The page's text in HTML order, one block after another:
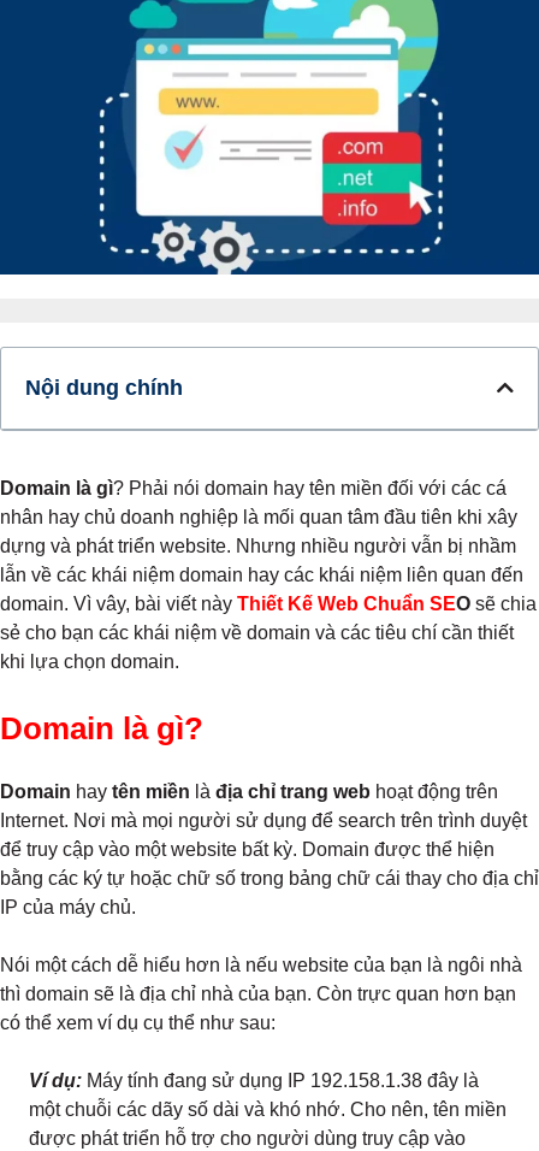
Nội dung chính
Domain là gì? Phải nói domain hay tên miền đối với các cá
nhân hay chủ doanh nghiệp là mối quan tâm đầu tiên khi xây
dựng và phát triển website. Nhưng nhiều người vẫn bị nhầm
lẫn về các khái niệm domain hay các khái niệm liên quan đến
domain. Vì vây, bài viết này Thiết Kế Web Chuẩn SEO sẽ chia
sẻ cho bạn các khái niệm về domain và các tiêu chí cần thiết
khi lựa chọn domain.
Domain là gì?
Domain hay tên miền là địa chỉ trang web hoạt động trên
Internet. Nơi mà mọi người sử dụng để search trên trình duyệt
để truy cập vào một website bất kỳ. Domain được thể hiện
bằng các ký tự hoặc chữ số trong bảng chữ cái thay cho địa chỉ
IP của máy chủ.
Nói một cách dễ hiểu hơn là nếu website của bạn là ngôi nhà
thì domain sẽ là địa chỉ nhà của bạn. Còn trực quan hơn bạn
có thể xem ví dụ cụ thể như sau:
Ví dụ: Máy tính đang sử dụng IP 192.158.1.38 đây là
một chuỗi các dãy số dài và khó nhớ. Cho nên, tên miền
được phát triển hỗ trợ cho người dùng truy cập vào